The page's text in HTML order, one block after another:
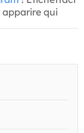
apparire qui